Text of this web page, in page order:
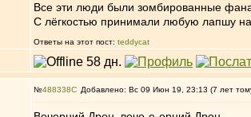
Все эти люди были зомбированные
С лёгкостью принимали любую лапшу
Ответы на этот пост: teddycat
№488338 Добавлено: Вс 09 Июн 19, 23:13 (7 лет